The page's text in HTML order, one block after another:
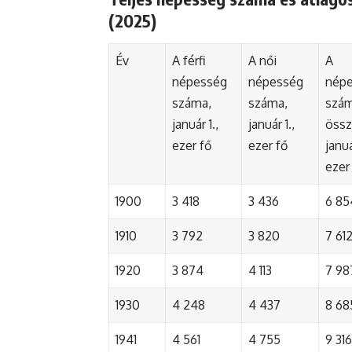
(2025)
Év
A férfi
népesség
száma,
január 1.,
ezer fő
A női
népesség
száma,
január 1.,
ezer fő
A
1900 3 418 3 436 6
1910 3 792 3 820 7 612
1920 3 874 4 113 7
1930 4 248 4 437 8
1941 4 561 4 755 9 316